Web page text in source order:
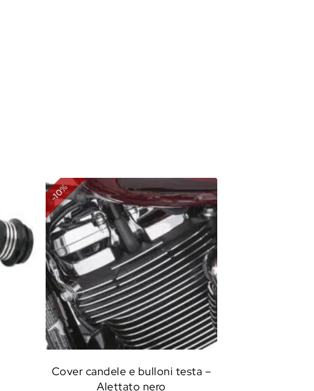
-
10
%
Cover candele e bulloni testa –
Alettato nero